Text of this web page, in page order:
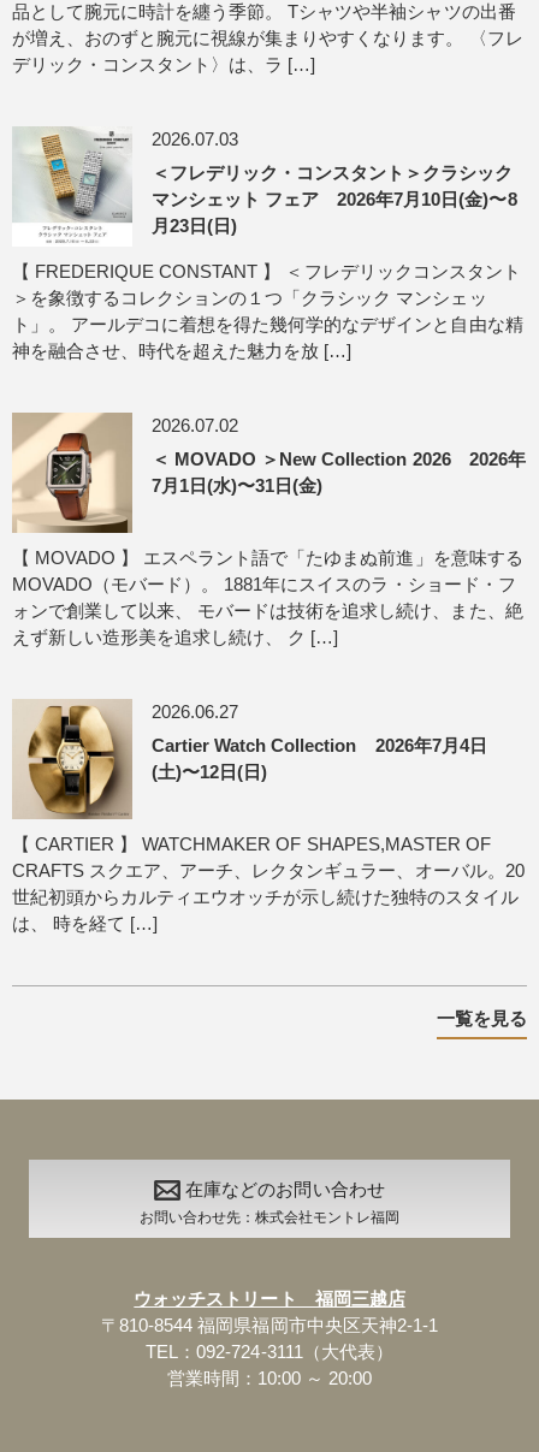
品として腕元に時計を纏う季節。 Tシャツや半袖シャツの出番
が増え、おのずと腕元に視線が集まりやすくなります。 〈フレ
デリック・コンスタント〉は、ラ […]
2026.07.03
＜フレデリック・コンスタント＞クラシック
マンシェット フェア 2026年7月10日(金)〜8
月23日(日)
【 FREDERIQUE CONSTANT 】 ＜フレデリックコンスタント
＞を象徴するコレクションの１つ「クラシック マンシェッ
ト」。 アールデコに着想を得た幾何学的なデザインと自由な精
神を融合させ、時代を超えた魅力を放 […]
2026.07.02
＜ MOVADO ＞New Collection 2026 2026年
7月1日(水)〜31日(金)
【 MOVADO 】 エスペラント語で「たゆまぬ前進」を意味する
MOVADO（モバード）。 1881年にスイスのラ・ショード・フ
ォンで創業して以来、 モバードは技術を追求し続け、また、絶
えず新しい造形美を追求し続け、 ク […]
2026.06.27
Cartier Watch Collection 2026年7月4日
(土)〜12日(日)
【 CARTIER 】 WATCHMAKER OF SHAPES,MASTER OF
CRAFTS スクエア、アーチ、レクタンギュラー、オーバル。20
世紀初頭からカルティエウオッチが示し続けた独特のスタイル
は、 時を経て […]
一覧を見る
在庫などのお問い合わせ
お問い合わせ先：株式会社モントレ福岡
ウォッチストリート 福岡三越店
〒810-8544 福岡県福岡市中央区天神2-1-1
TEL：092-724-3111（大代表）
営業時間：10:00 ～ 20:00